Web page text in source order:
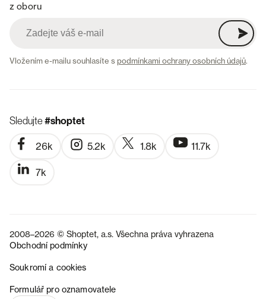
z oboru
Vložením e-mailu souhlasíte spodmínkami ochrany osobních údajů.
Sledujte#shoptet
26k 5.2k 1.8k 11.7k
7k
2008–2026 © Shoptet, a.s. Všechna práva vyhrazena
Obchodní podmínky
Soukromí a cookies
Formulář pro oznamovatele